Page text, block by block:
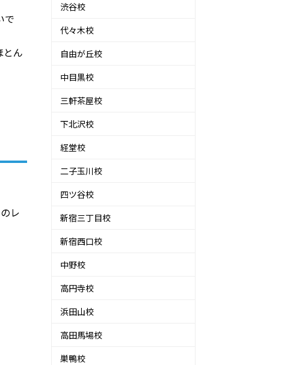
で
とん
レ
渋谷校
代々木校
自由が丘校
中目黒校
三軒茶屋校
下北沢校
経堂校
二子玉川校
四ツ谷校
新宿三丁目校
新宿西口校
中野校
高円寺校
浜田山校
高田馬場校
巣鴨校